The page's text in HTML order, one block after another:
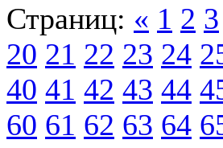
Страниц: « 1 2 3
20 21 22 23 24
40 41 42 43 44
60 61 62 63 64